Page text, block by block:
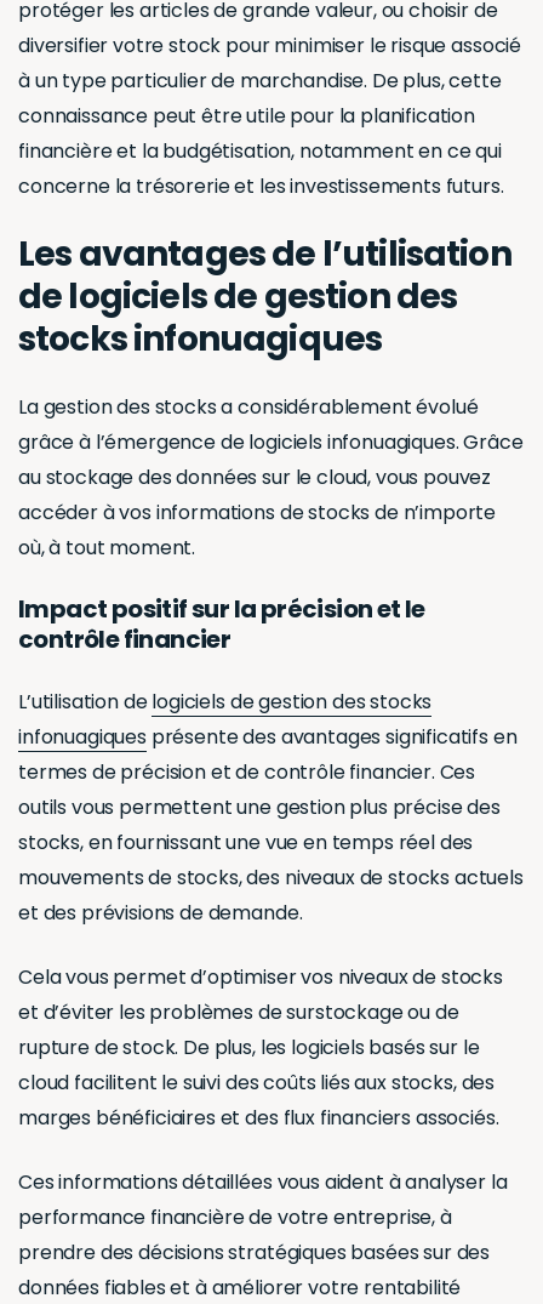
protéger les articles de grande valeur, ou choisir de
diversifier votre stock pour minimiser le risque associé
à un type particulier de marchandise. De plus, cette
connaissance peut être utile pour la planification
financière et la budgétisation, notamment en ce qui
concerne la trésorerie et les investissements futurs.
Les avantages de l’utilisation
de logiciels de gestion des
stocks infonuagiques
La gestion des stocks a considérablement évolué
grâce à l’émergence de logiciels infonuagiques. Grâce
au stockage des données sur le cloud, vous pouvez
accéder à vos informations de stocks de n’importe
où, à tout moment.
Impact positif sur la précision et le
contrôle financier
L’utilisation delogiciels de gestion des stocks
infonuagiquesprésente des avantages significatifs en
termes de précision et de contrôle financier. Ces
outils vous permettent une gestion plus précise des
stocks, en fournissant une vue en temps réel des
mouvements de stocks, des niveaux de stocks actuels
et des prévisions de demande.
Cela vous permet d’optimiser vos niveaux de stocks
et d’éviter les problèmes de surstockage ou de
rupture de stock. De plus, les logiciels basés sur le
cloud facilitent le suivi des coûts liés aux stocks, des
marges bénéficiaires et des flux financiers associés.
Ces informations détaillées vous aident à analyser la
performance financière de votre entreprise, à
prendre des décisions stratégiques basées sur des
données fiables et à améliorer votre rentabilité